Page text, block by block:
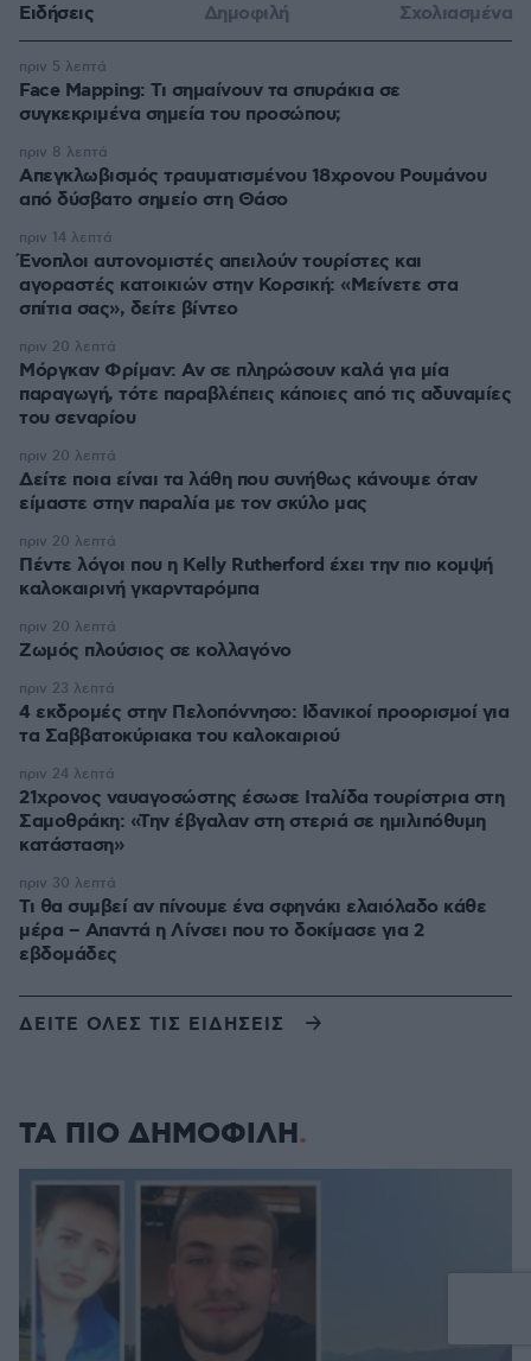
Ειδήσεις Δημοφιλή Σχολιασμένα
Face Mapping: Τι σημαίνουν τα σπυράκια σε
συγκεκριμένα σημεία του προσώπου;
πριν 5 λεπτά
Απεγκλωβισμός τραυματισμένου 18χρονου Ρουμάνου
από δύσβατο σημείο στη Θάσο
πριν 8 λεπτά
Ένοπλοι αυτονομιστές απειλούν τουρίστες και
αγοραστές κατοικιών στην Κορσική: «Μείνετε στα
σπίτια σας», δείτε βίντεο
πριν 14 λεπτά
Μόργκαν Φρίμαν: Αν σε πληρώσουν καλά για μία
παραγωγή, τότε παραβλέπεις κάποιες από τις αδυναμίες
του σεναρίου
πριν 20 λεπτά
Δείτε ποια είναι τα λάθη που συνήθως κάνουμε όταν
είμαστε στην παραλία με τον σκύλο μας
πριν 20 λεπτά
Πέντε λόγοι που η Kelly Rutherford έχει την πιο κομψή
καλοκαιρινή γκαρνταρόμπα
πριν 20 λεπτά
Ζωμός πλούσιος σε κολλαγόνο
πριν 20 λεπτά
4 εκδρομές στην Πελοπόννησο: Ιδανικοί προορισμοί για
τα Σαββατοκύριακα του καλοκαιριού
πριν 23 λεπτά
21χρονος ναυαγοσώστης έσωσε Ιταλίδα τουρίστρια στη
Σαμοθράκη: «Την έβγαλαν στη στεριά σε ημιλιπόθυμη
κατάσταση»
πριν 24 λεπτά
Τι θα συμβεί αν πίνουμε ένα σφηνάκι ελαιόλαδο κάθε
μέρα – Απαντά η Λίνσει που το δοκίμασε για 2
εβδομάδες
πριν 30 λεπτά
ΔΕΙΤΕ ΟΛΕΣ ΤΙΣ ΕΙΔΗΣΕΙΣ
ΤΑ ΠΙΟ ΔΗΜΟΦΙΛΗ